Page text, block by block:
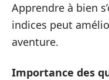
Apprendre à bien
indices peut
aventure.
Importance des